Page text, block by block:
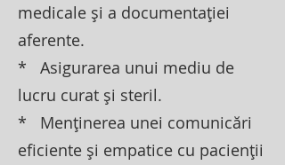
medicale și a documentației
aferente.
* Asigurarea unui mediu de
lucru curat și steril.
* Menținerea unei comunicări
eficiente și empatice cu pacienții